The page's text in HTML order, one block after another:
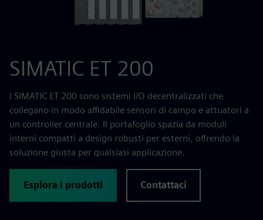
SIMATIC ET 200
I SIMATIC ET 200 sono sistemi I/O decentralizzati che
collegano in modo affidabile sensori di campo e attuatori a
un controller centrale. Il portafoglio spazia da moduli
interni compatti a design robusti per esterni, offrendo la
soluzione giusta per qualsiasi applicazione.
Esplora i prodotti Contattaci